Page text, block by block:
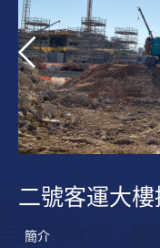
二號客運大
簡介